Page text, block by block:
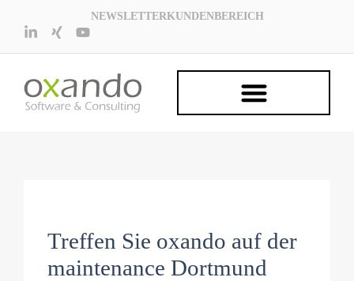
NEWSLETTERKUNDENBEREICH
Treffen Sie oxando auf der
maintenance Dortmund